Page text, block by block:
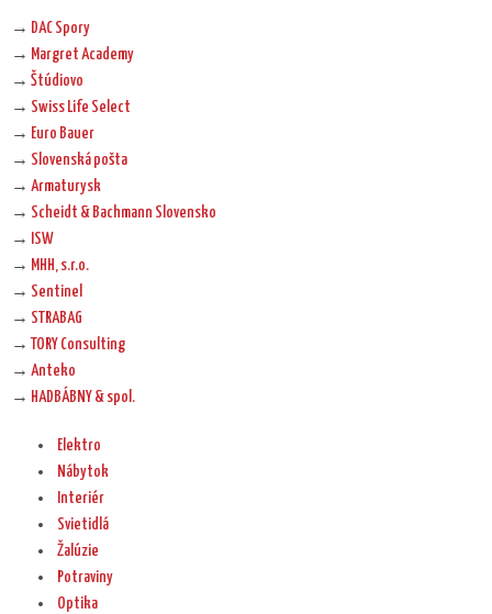
→ DAC Spory
→ Margret Academy
→ Štúdiovo
→ Swiss Life Select
→ Euro Bauer
→ Slovenská pošta
→ Armaturysk
→ Scheidt & Bachmann Slovensko
→ ISW
→ MHH, s.r.o.
→ Sentinel
→ STRABAG
→ TORY Consulting
→ Anteko
→ HADBÁBNY & spol.
Elektro
Nábytok
Interiér
Svietidlá
Žalúzie
Potraviny
Optika